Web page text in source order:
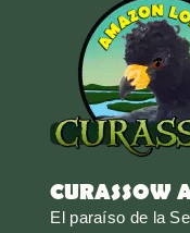
CURASSOW
El paraíso de la